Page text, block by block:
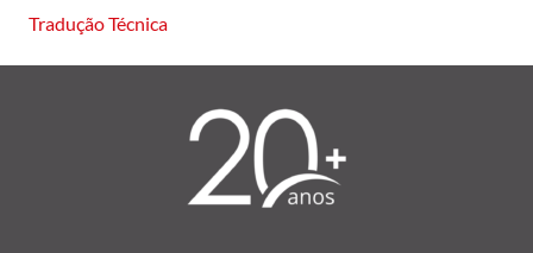
Tradução Técnica